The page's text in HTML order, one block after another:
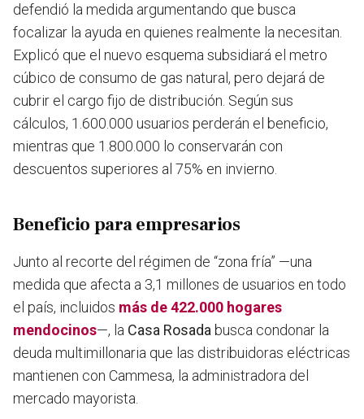
defendió la medida argumentando que busca
focalizar la ayuda en quienes realmente la necesitan.
Explicó que el nuevo esquema subsidiará el metro
cúbico de consumo de gas natural, pero dejará de
cubrir el cargo fijo de distribución. Según sus
cálculos, 1.600.000 usuarios perderán el beneficio,
mientras que 1.800.000 lo conservarán con
descuentos superiores al 75% en invierno.
Beneficio para empresarios
Junto al recorte del régimen de “zona fría” —una
medida que afecta a 3,1 millones de usuarios en todo
el país, incluidos más de 422.000 hogares
mendocinos—, la Casa Rosada busca condonar la
deuda multimillonaria que las distribuidoras eléctricas
mantienen con Cammesa, la administradora del
mercado mayorista.